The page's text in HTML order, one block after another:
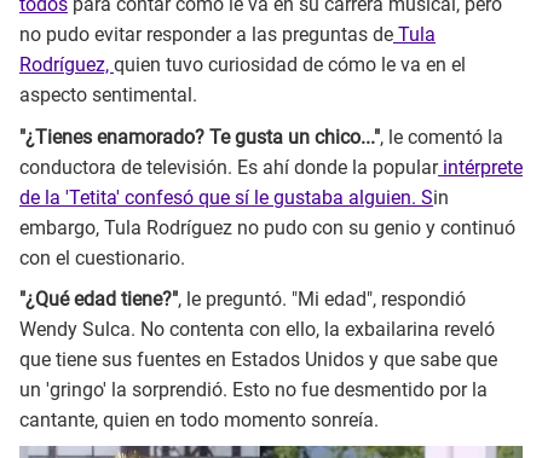
todos para contar cómo le va en su carrera musical, pero
no pudo evitar responder a las preguntas de Tula
Rodríguez, quien tuvo curiosidad de cómo le va en el
aspecto sentimental.
"¿Tienes enamorado? Te gusta un chico...", le comentó la
conductora de televisión. Es ahí donde la popularintérprete
de la 'Tetita' confesó que sí le gustaba alguien. Sin
embargo, Tula Rodríguez no pudo con su genio y continuó
con el cuestionario.
"¿Qué edad tiene?", le preguntó. "Mi edad", respondió
Wendy Sulca. No contenta con ello, la exbailarina reveló
que tiene sus fuentes en Estados Unidos y que sabe que
un 'gringo' la sorprendió. Esto no fue desmentido por la
cantante, quien en todo momento sonreía.